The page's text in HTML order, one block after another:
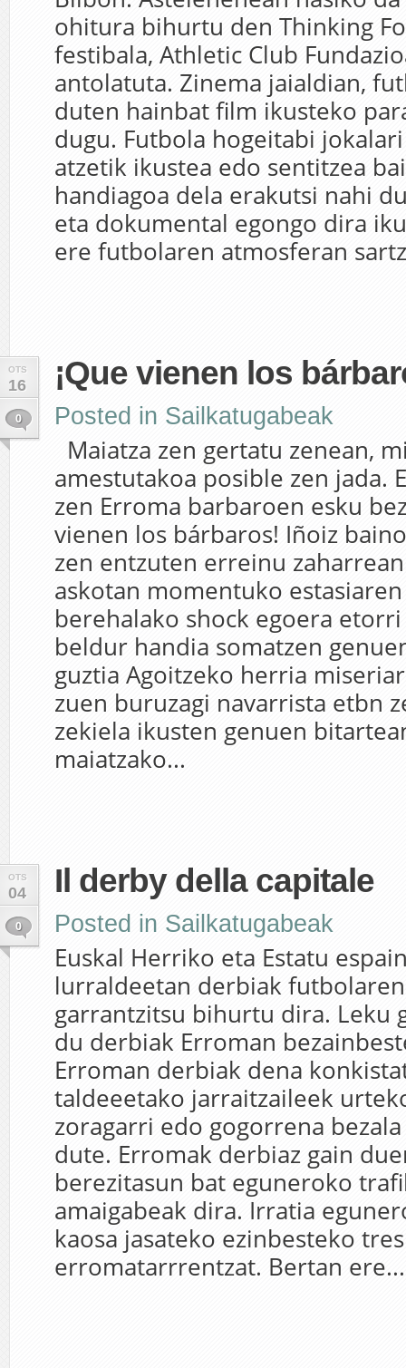
ohitura bihurtu den Thinking
festibala, Athletic Club
antolatuta. Zinema jaialdian,
duten hainbat film ikusteko
dugu. Futbola hogeitabi
atzetik ikustea edo sentitzea
handiagoa dela erakutsi nahi
eta dokumental egongo dira
ere futbolaren atmosferan
OTS
16
0
¡Que vienen los
Posted in Sailkatugabeak
Maiatza zen gertatu zenean,
amestutakoa posible zen jada.
zen Erroma barbaroen esku
vienen los bárbaros! Iñoiz
zen entzuten erreinu
askotan momentuko
berehalako shock egoera
beldur handia somatzen
guztia Agoitzeko herria
zuen buruzagi navarrista etbn
zekiela ikusten genuen
maiatzako...
OTS
04
0
Il derby della capitale
Posted in Sailkatugabeak
Euskal Herriko eta Estatu
lurraldeetan derbiak
garrantzitsu bihurtu dira. Leku
du derbiak Erroman
Erroman derbiak dena
taldeeetako jarraitzaileek
zoragarri edo gogorrena
dute. Erromak derbiaz gain
berezitasun bat eguneroko
amaigabeak dira. Irratia
kaosa jasateko ezinbesteko
erromatarrrentzat. Bertan ere...